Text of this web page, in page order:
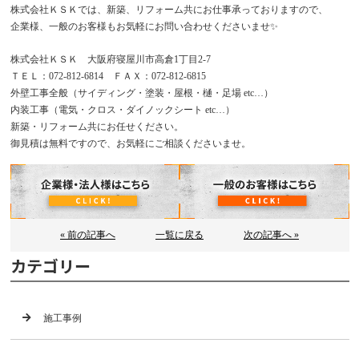
株式会社ＫＳＫでは、新築、リフォーム共にお仕事承っておりますので、
企業様、一般のお客様もお気軽にお問い合わせくださいませ✨
株式会社ＫＳＫ 大阪府寝屋川市高倉1丁目2-7
ＴＥＬ：072-812-6814 ＦＡＸ：072-812-6815
外壁工事全般（サイディング・塗装・屋根・樋・足場 etc…）
内装工事（電気・クロス・ダイノックシート etc…）
新築・リフォーム共にお任せください。
御見積は無料ですので、お気軽にご相談くださいませ。
« 前の記事へ 一覧に戻る 次の記事へ »
カテゴリー
施工事例